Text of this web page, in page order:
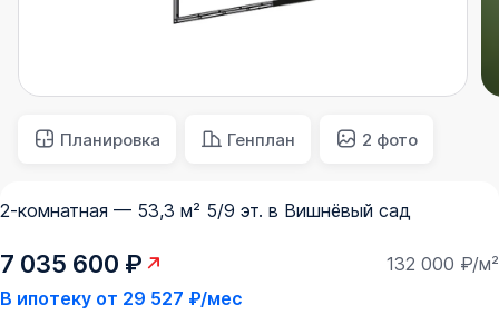
Планировка Генплан 2 фото
2-комнатная — 53,3 м² 5/9 эт. в Вишнёвый сад
7 035 600 ₽
132 000 ₽/м²
В ипотеку от 29 527 ₽/мес